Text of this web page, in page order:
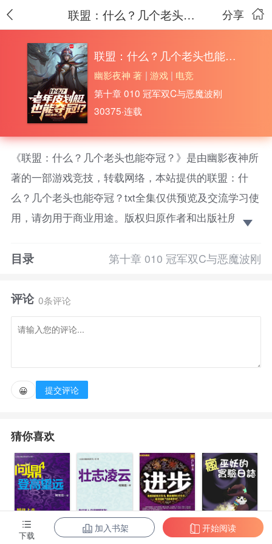
分享
联盟：什么？几个老头也能夺冠？
联盟：什么？几个老头也能夺冠？
幽影夜神 著 | 游戏 | 电竞
第十章 010 冠军双C与恶魔波刚
30375·连载
《联盟：什么？几个老头也能夺冠？》是由幽影夜神所
著的一部游戏竞技，转载网络，本站提供的联盟：什
么？几个老头也能夺冠？txt全集仅供预览及交流学习使
用，请勿用于商业用途。版权归原作者和出版社所有，
版！ 《老将日记》
“我叫陆影东，我觉得我是一名职业选手。”
“S5到S12，我一直稳坐EDG替补席，从未上场，也
“许多人都说我是EDG的隐藏核武器，八年磨一剑，
“当然，我知道这都是戏称，对于我这种老将而言，
最好的结局就是找个无人知道的角落，默默退役。”
“...”
目录 第十章 010 冠军双C与恶魔波刚
评论 0条评论
😀 提交评论
猜你喜欢
问鼎4：登高望 问鼎6：壮志凌 进步.
疯巫妖的实验
下载
加入书架 开始阅读